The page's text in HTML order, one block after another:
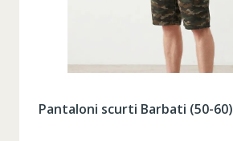
Pantaloni scurti Barbati (50-60)